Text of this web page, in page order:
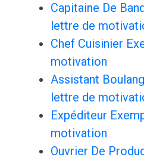
Capitaine De
lettre de
Chef Cuisinier
motivation
Assistant
lettre de
Expéditeur
motivation
Ouvrier De